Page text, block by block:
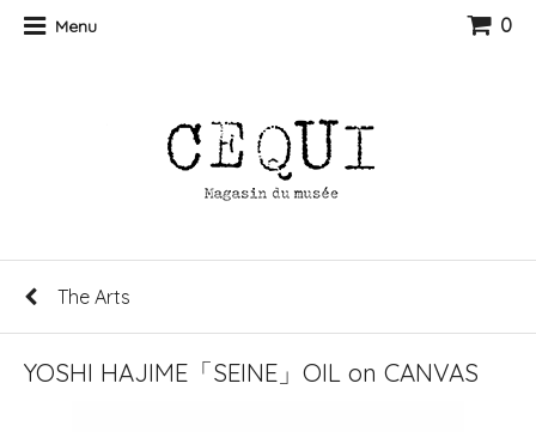
Menu 0
The Arts
YOSHI HAJIME「SEINE」OIL on CANVAS